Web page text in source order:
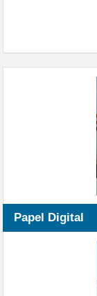
Papel Digital